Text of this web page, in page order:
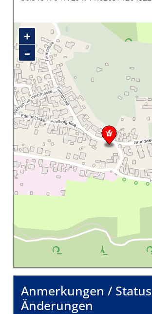
+
–
Anmerkungen / Status
Änderungen